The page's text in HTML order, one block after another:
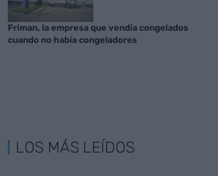
Friman, la empresa que vendía congelados
cuando no había congeladores
LOS MÁS LEÍDOS